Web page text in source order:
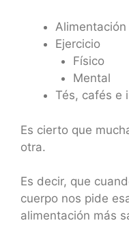
Alimentación
Ejercicio
Físico
Mental
Tés, cafés e
Es cierto que
otra.
Es decir, que
cuerpo nos pide
alimentación más